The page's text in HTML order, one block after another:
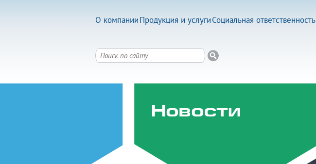
О компанииПродукция и услугиСоциальная ответственность
Новости